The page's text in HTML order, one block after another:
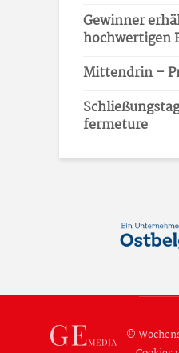
Gewinner
hochwertigen
Mittendrin –
fermeture
©